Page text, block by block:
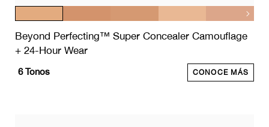
Beyond Perfecting™ Super Concealer Camouflage
+ 24-Hour Wear
6Tonos CONOCE MÁS